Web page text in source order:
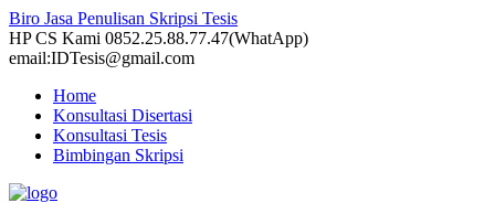
Biro Jasa Penulisan Skripsi Tesis
HP CS Kami 0852.25.88.77.47(WhatApp)
email:IDTesis@gmail.com
Home
Konsultasi Disertasi
Konsultasi Tesis
Bimbingan Skripsi